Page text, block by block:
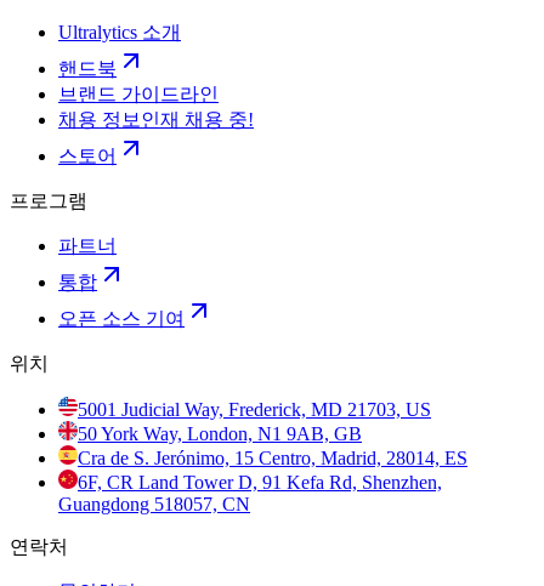
Ultralytics 소개
핸드북
브랜드 가이드라인
채용 정보 인재 채용 중!
스토어
프로그램
파트너
통합
오픈 소스 기여
위치
5001 Judicial Way, Frederick, MD 21703, US
50 York Way, London, N1 9AB, GB
Cra de S. Jerónimo, 15 Centro, Madrid, 28014, ES
6F, CR Land Tower D, 91 Kefa Rd, Shenzhen,
Guangdong 518057, CN
연락처